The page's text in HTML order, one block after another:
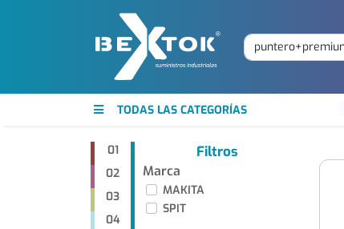
TODAS LAS CATEGORÍAS
01
02
03
04
Filtros
Marca
MAKITA
SPIT